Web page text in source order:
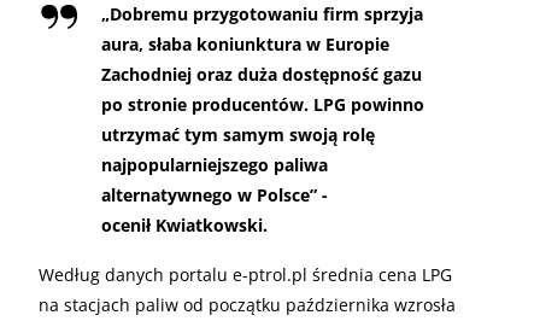
„Dobremu przygotowaniu firm sprzyja
aura, słaba koniunktura w Europie
Zachodniej oraz duża dostępność gazu
po stronie producentów. LPG powinno
utrzymać tym samym swoją rolę
najpopularniejszego paliwa
alternatywnego w Polsce” -
ocenił Kwiatkowski.
Według danych portalu e-ptrol.pl średnia cena LPG
na stacjach paliw od początku października wzrosła